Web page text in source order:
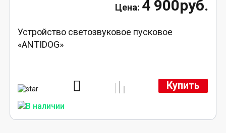
4 900руб.
Устройство светозвуковое пусковое
«ANTIDOG»
Купить